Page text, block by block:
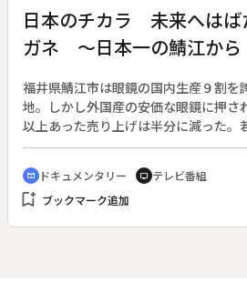
日本のチカラ 未来へはば
ガネ ～日本一の鯖江か
福井県鯖江市は眼鏡の国内生産９割を
地。しかし外国産の安価な眼鏡に押さ
以上あった売り上げは半分に減った。
境に負けじと自社ブランドを立ち上げ
発して売り出していこうと奮闘してい
眼鏡の企画・販売会社「オプト．デュ
人の新作モデルが出来上がるまでを、
cinematic_blur ドキュメンタリー tv テレビ番組
bookmark_add ブックマーク追加